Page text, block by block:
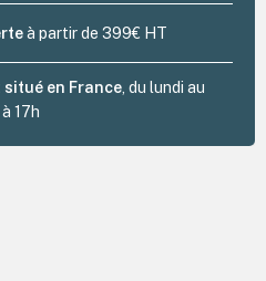
à partir de 399€ HT
en France , du lundi au
17h